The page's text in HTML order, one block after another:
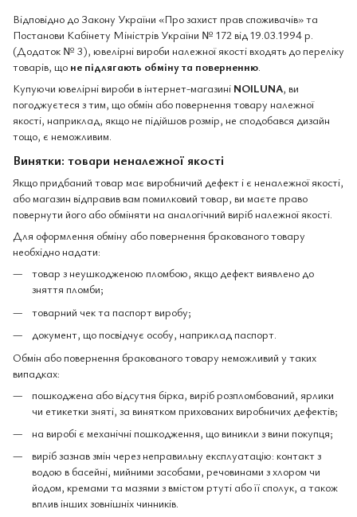
Відповідно до Закону України «Про захист прав споживачів» та
Постанови Кабінету Міністрів України № 172 від 19.03.1994 р.
(Додаток № 3), ювелірні вироби належної якості входять до переліку
товарів, що не підлягають обміну та поверненню
Купуючи ювелірні вироби в інтернет-магазині NOILUNA, ви
погоджуєтеся з тим, що обмін або повернення товару належної
якості, наприклад, якщо не підійшов розмір, не сподобався дизайн
тощо, є неможливим.
Винятки: товари неналежної якості
Якщо придбаний товар має виробничий дефект і є неналежної якості,
або магазин відправив вам помилковий товар, ви маєте право
повернути його або обміняти на аналогічний виріб належної якості.
Для оформлення обміну або повернення бракованого товару
необхідно надати:
товар з неушкодженою пломбою, якщо дефект виявлено до
зняття пломби;
товарний чек та паспорт виробу;
документ, що посвідчує особу, наприклад паспорт.
Обмін або повернення бракованого товару неможливий у таких
випадках:
пошкоджена або відсутня бірка, виріб розпломбований, ярлики
чи етикетки зняті, за винятком прихованих виробничих дефектів;
на виробі є механічні пошкодження, що виникли з вини покупця;
виріб зазнав змін через неправильну експлуатацію: контакт з
водою в басейні, мийними засобами, речовинами з хлором чи
йодом, кремами та мазями з вмістом ртуті або її сполук, а також
вплив інших зовнішніх чинників.